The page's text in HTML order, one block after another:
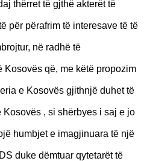
thërret të gjthë akterët të
për përafrim të interesave të të
në radhë të
Kosovës që, me këtë propozim
e Kosovës gjithnjë duhet të
Kosovës , si shërbyes i saj e jo
humbjet e imagjinuara të një
duke dëmtuar qytetarët të